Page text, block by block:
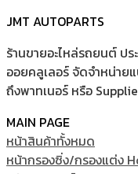
JMT AUTOPARTS
ร้านขายอะไหล่รถยนต์ ป
ออยคลูเลอร์ จัดจำหน่าย
ถึงพาทเนอร์ หรือ
MAIN PAGE
หน้าสินค้าทั้งหมด
หน้ากรองซิ่ง/กรองแต่ง